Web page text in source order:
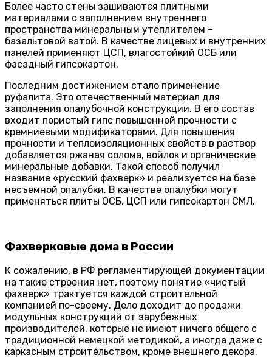
Более часто стены зашиваются плитными
материалами с заполнением внутреннего
пространства минеральным утеплителем –
базальтовой ватой. В качестве лицевых и внутренних
панелей применяют ЦСП, влагостойкий ОСБ или
фасадный гипсокартон.
Последним достижением стало применение
руфалита. Это отечественный материал для
заполнения опалубочной конструкции. В его состав
входит пористый гипс повышенной прочности с
кремниевыми модификаторами. Для повышения
прочности и теплоизоляционных свойств в раствор
добавляется ржаная солома, войлок и органические
минеральные добавки. Такой способ получил
название «русский фахверк» и реализуется на базе
несъемной опалубки. В качестве опалубки могут
применяться плиты ОСБ, ЦСП или гипсокартон СМЛ.
Фахверковые дома в России
К сожалению, в РФ регламентирующей документации
на такие строения нет, поэтому понятие «чистый
фахверк» трактуется каждой строительной
компанией по-своему. Дело доходит до продажи
модульных конструкций от зарубежных
производителей, которые не имеют ничего общего с
традиционной немецкой методикой, а иногда даже с
каркасным строительством, кроме внешнего декора.